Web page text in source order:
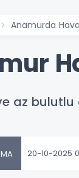
Anamurda Hava
az
20-10-2025